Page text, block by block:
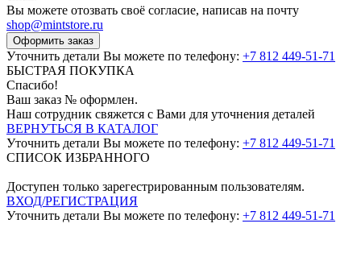
Вы можете отозвать своё согласие, написав на почту
shop@mintstore.ru
Оформить заказ
Уточнить детали Вы можете по телефону: +7 812 449-51-71
БЫСТРАЯ ПОКУПКА
Спасибо!
Ваш заказ № оформлен.
Наш сотрудник свяжется с Вами для уточнения деталей
ВЕРНУТЬСЯ В КАТАЛОГ
Уточнить детали Вы можете по телефону: +7 812 449-51-71
СПИСОК ИЗБРАННОГО
Доступен только зарегестрированным пользователям.
ВХОД/РЕГИСТРАЦИЯ
Уточнить детали Вы можете по телефону: +7 812 449-51-71